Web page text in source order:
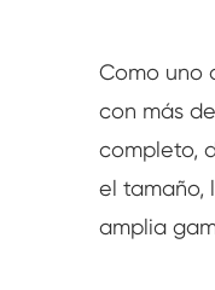
Cámara de
Equipo de prueba
Como uno
con más
completo,
el tamaño,
amplia